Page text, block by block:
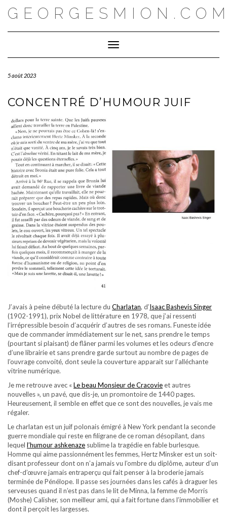
Toggle Navigation
5 août 2023
CONCENTRÉ D’HUMOUR JUIF
J’avais à peine débuté la lecture du Charlatan, d’Isaac Bashevis Singer
(1902-1991), prix Nobel de littérature en 1978, que j’ai ressenti
l’irrépressible besoin d’acquérir d’autres de ses romans. Funeste idée
que de commander immédiatement sur le net, sans prendre le temps
(pourtant si plaisant) de flâner parmi les volumes et les odeurs d’encre
d’une librairie et sans prendre garde surtout au nombre de pages de
l’ouvrage convoité, dont seule la couverture apparait sur l’alléchante
vitrine numérique.
Je me retrouve avec « Le beau Monsieur de Cracovieet autres
nouvelles », un pavé, que dis-je, un promontoire de 1440 pages.
Heureusement, il semble en effet que ce sont des nouvelles, je vais me
régaler.
Le charlatan est un juif polonais émigré à New York pendant la seconde
guerre mondiale qui reste en filigrane de ce roman désopilant, dans
lequel l’humour ashkenaze sublime la tragédie en fable burlesque.
Homme qui aime passionnément les femmes, Hertz Minsker est un soit-
disant professeur dont on n’a jamais vu l’ombre du diplôme, auteur d’un
chef-d’œuvre jamais entraperçu qui fait penser à la broderie jamais
terminée de Pénélope. Il passe ses journées dans les cafés à draguer les
serveuses quand il n’est pas dans le lit de Minna, la femme de Morris
(Moshe) Calisher, son meilleur ami, qui a fait fortune dans l’immobilier et
dont il perçoit les largesses.